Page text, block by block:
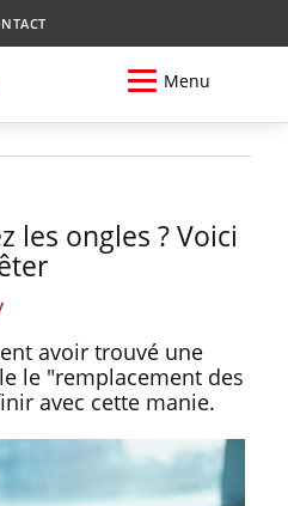
Menu
les ongles ? Voici
avoir trouvé une
le "remplacement des
avec cette manie.